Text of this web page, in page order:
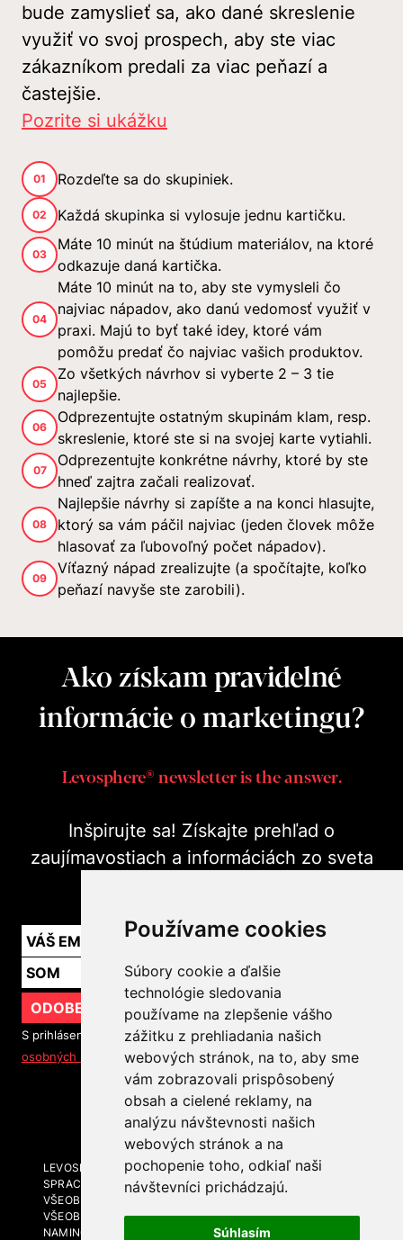
Používame cookies
Súbory cookie a ďalšie
technológie sledovania
používame na zlepšenie vášho
zážitku z prehliadania našich
webových stránok, na to, aby sme
vám zobrazovali prispôsobený
obsah a cielené reklamy, na
analýzu návštevnosti našich
webových stránok a na
pochopenie toho, odkiaľ naši
návštevníci prichádzajú.
Súhlasím
bude zamyslieť sa, ako dané skreslenie
využiť vo svoj prospech, aby ste viac
zákazníkom predali za viac peňazí a
častejšie.
Pozrite si ukážku
01 Rozdeľte sa do skupiniek.
02 Každá skupinka si vylosuje jednu kartičku.
03
Máte 10 minút na štúdium materiálov, na ktoré
odkazuje daná kartička.
04
Máte 10 minút na to, aby ste vymysleli čo
najviac nápadov, ako danú vedomosť využiť v
praxi. Majú to byť také idey, ktoré vám
pomôžu predať čo najviac vašich produktov.
05
Zo všetkých návrhov si vyberte 2 – 3 tie
najlepšie.
06
Odprezentujte ostatným skupinám klam, resp.
skreslenie, ktoré ste si na svojej karte vytiahli.
07
Odprezentujte konkrétne návrhy, ktoré by ste
hneď zajtra začali realizovať.
08
Najlepšie návrhy si zapíšte a na konci hlasujte,
ktorý sa vám páčil najviac (jeden človek môže
hlasovať za ľubovoľný počet nápadov).
09
Víťazný nápad zrealizujte (a spočítajte, koľko
peňazí navyše ste zarobili).
Ako získam pravidelné
informácie o marketingu?
Levosphere® newsletter is the answer.
Inšpirujte sa! Získajte prehľad o
zaujímavostiach a informáciách zo sveta
ODOBERAŤ
S prihlásením na odber noviniek súhlasíte so spracovaním
osobných údajov
SLEDUJTE NÁS
LEVOSPHERE A MÉDIÁ
SPRACOVANIE OSOBNÝCH ÚDAJOV
VŠEOBECNÉ OBCHODNÉ PODMIENKY
VŠEOBECNÉ OBCHODNÉ PODMIENKY - BRANDING A
NAMING